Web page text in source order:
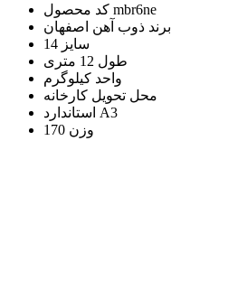
mbr6ne
برند ذوب آهن اصفهان
سایز 14
طول 12 متری
واحد کیلوگرم
محل تحویل کارخانه
استاندارد A3
وزن 170